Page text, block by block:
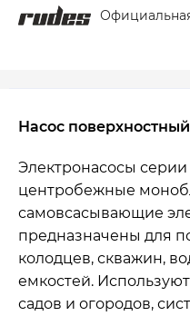
Насос
Электронасосы серии
центробежные
самовсасывающие
предназначены для
колодцев, скважин,
емкостей.
садов и огородов,